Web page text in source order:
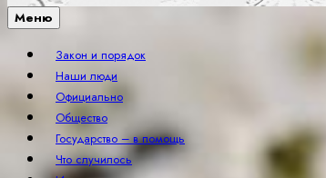
Меню
Закон и порядок
Наши люди
Официально
Общество
Государство – в помощь
Что случилось